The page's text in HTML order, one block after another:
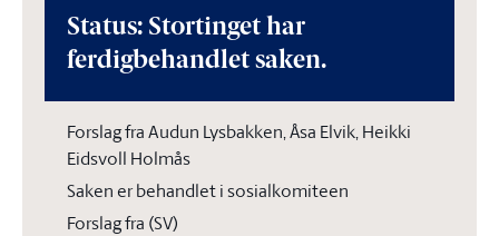
Status: Stortinget har
ferdigbehandlet saken.
Forslag fra Audun Lysbakken, Åsa Elvik, Heikki
Eidsvoll Holmås
Saken er behandlet i sosialkomiteen
Forslag fra (SV)